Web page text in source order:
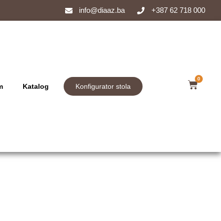
info@diaaz.ba +387 62 718 000
Katalog Konfigurator stola
0